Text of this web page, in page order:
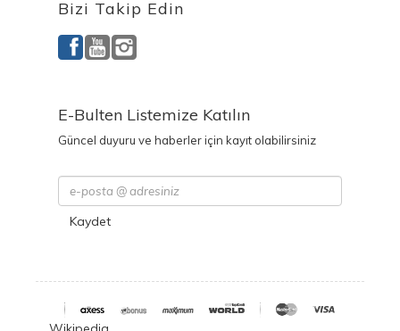
Bizi Takip Edin
E-Bulten Listemize Katılın
Güncel duyuru ve haberler için kayıt olabilirsiniz
Kaydet